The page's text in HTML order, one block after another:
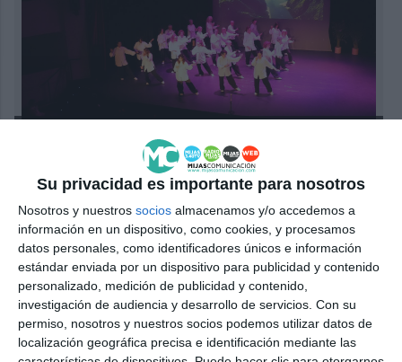
Su privacidad es importante para nosotros
Nosotros y nuestros socios almacenamos y/o accedemos a
información en un dispositivo, como cookies, y procesamos
datos personales, como identificadores únicos e información
estándar enviada por un dispositivo para publicidad y contenido
personalizado, medición de publicidad y contenido,
investigación de audiencia y desarrollo de servicios. Con su
permiso, nosotros y nuestros socios podemos utilizar datos de
localización geográfica precisa e identificación mediante las
| NURIA LUQUE
La tarde de ayer nos dejó momentos muy
emocionantes, como cuando el teatro entero se
puso en pie para practicar este arte marcial,
también cuando los alumnos le entregaron a la
profesora un reconocimiento por su labor. La
alcaldesa de Mijas, Ana Mata (PP), también quiso
apoyarlos y subió al escenario para invitar a toda la